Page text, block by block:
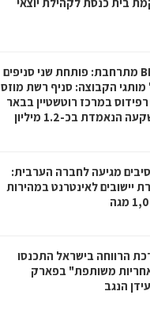
קבוצת BBB מתרחבת: פותחת שני סניפים
הקבוצה: סניף רשת מוזס
רפידוס במרכז רוטשטיין בבאר
יעקב בהשקעה הנאמדת בכ-1.2 מיליון
מגיעה לחברה הערבית:
יישובים לאינטרנט במהירות
הרווחה בישראל התכנסו
משותפת" בפארק
הנגב